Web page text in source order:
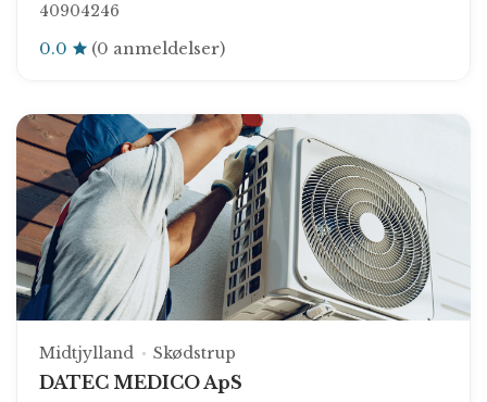
40904246
0.0 (0 anmeldelser)
Midtjylland Skødstrup
DATEC MEDICO ApS